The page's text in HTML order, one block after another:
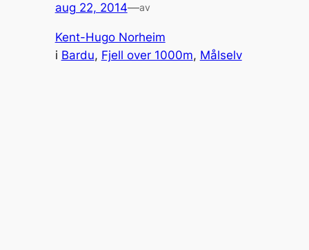
aug 22, 2014—av
Kent-Hugo Norheim
i Bardu, Fjell over 1000m, Målselv